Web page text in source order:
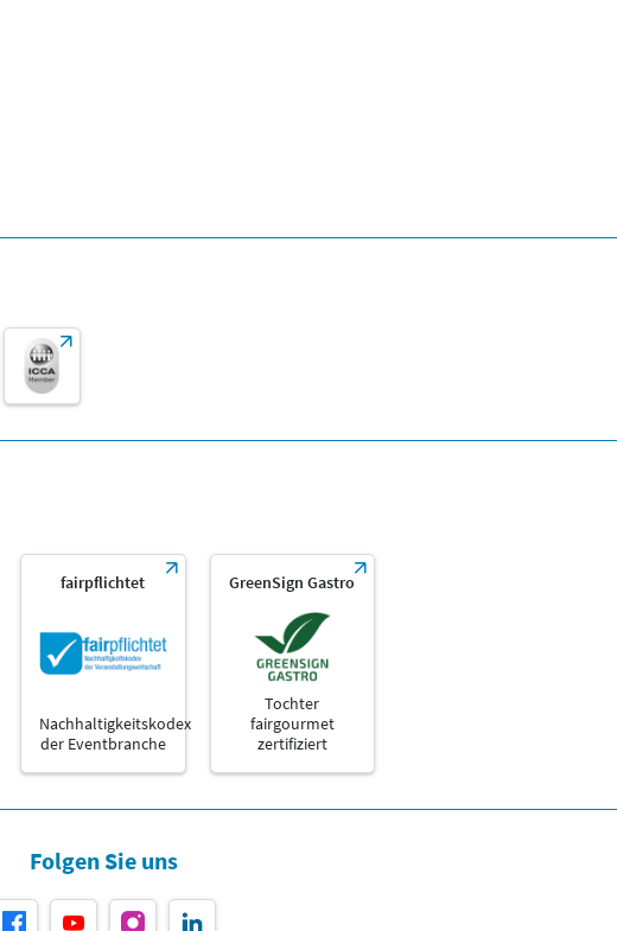
fairpflichtet
Nachhaltigkeitskodex
der Eventbranche
GreenSign Gastro
Tochter
fairgourmet
zertifiziert
Folgen Sie uns